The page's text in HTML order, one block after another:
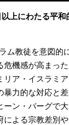
上にわたる平
ム教徒を意図的
機感が高まっ
ア・イスラミ
力的な対応と
ン・バーグで
よる宗教差別